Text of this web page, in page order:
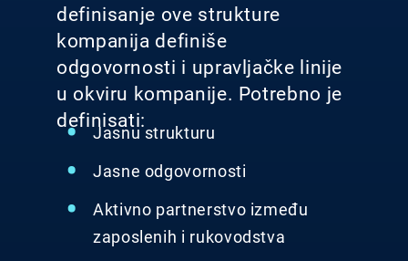
definisanje ove strukture
kompanija definiše
odgovornosti i upravljačke linije
u okviru kompanije. Potrebno je
definisati:
Jasnu strukturu
Jasne odgovornosti
Aktivno partnerstvo između
zaposlenih i rukovodstva